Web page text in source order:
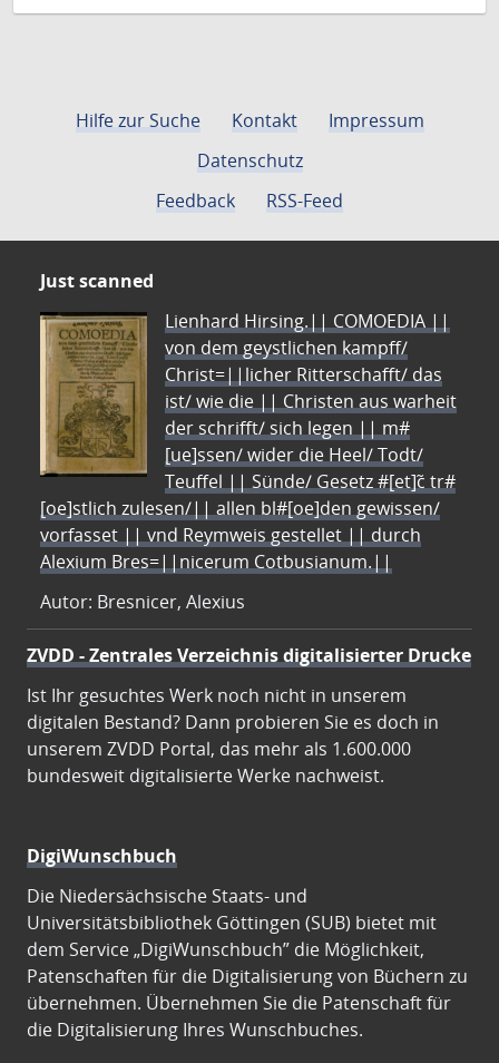
Hilfe zur Suche Kontakt
Impressum
Datenschutz
Feedback
RSS-Feed
Just scanned
Lienhard Hirsing.|| COMOEDIA ||
von dem geystlichen kampff/
Christ=||licher Ritterschafft/ das
ist/ wie die || Christen aus warheit
der schrifft/ sich legen || m#
[ue]ssen/ wider die Heel/ Todt/
Teuffel || Sünde/ Gesetz #[et]c̃ tr#
[oe]stlich zulesen/|| allen bl#[oe]den gewissen/
vorfasset || vnd Reymweis gestellet || durch
Alexium Bres=||nicerum Cotbusianum.||
Autor: Bresnicer, Alexius
ZVDD - Zentrales Verzeichnis digitalisierter Drucke
Ist Ihr gesuchtes Werk noch nicht in unserem
digitalen Bestand? Dann probieren Sie es doch in
unserem ZVDD Portal, das mehr als 1.600.000
bundesweit digitalisierte Werke nachweist.
DigiWunschbuch
Die Niedersächsische Staats- und
Universitätsbibliothek Göttingen (SUB) bietet mit
dem Service „DigiWunschbuch” die Möglichkeit,
Patenschaften für die Digitalisierung von Büchern zu
übernehmen. Übernehmen Sie die Patenschaft für
die Digitalisierung Ihres Wunschbuches.